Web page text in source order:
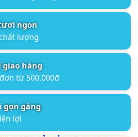
ngon
lượng
giao hàng
từ 500,000đ
gọn gàng
lợi